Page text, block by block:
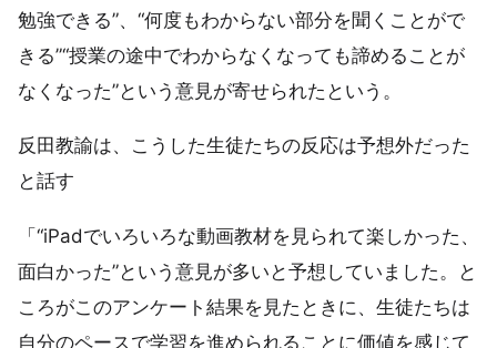
勉強できる”、“何度もわからない部分を聞くことがで
きる”“授業の途中でわからなくなっても諦めることが
なくなった”という意見が寄せられたという。
反田教諭は、こうした生徒たちの反応は予想外だった
と話す
「“iPadでいろいろな動画教材を見られて楽しかった、
面白かった”という意見が多いと予想していました。と
ころがこのアンケート結果を見たときに、生徒たちは
自分のペースで学習を進められることに価値を感じて